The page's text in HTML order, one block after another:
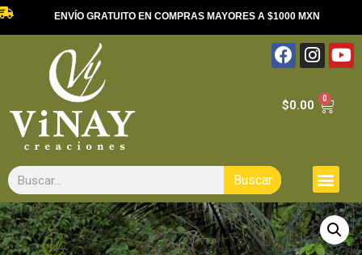
ENVÍO GRATUITO EN COMPRAS MAYORES A $1000 MXN
$0.00 0
Buscar